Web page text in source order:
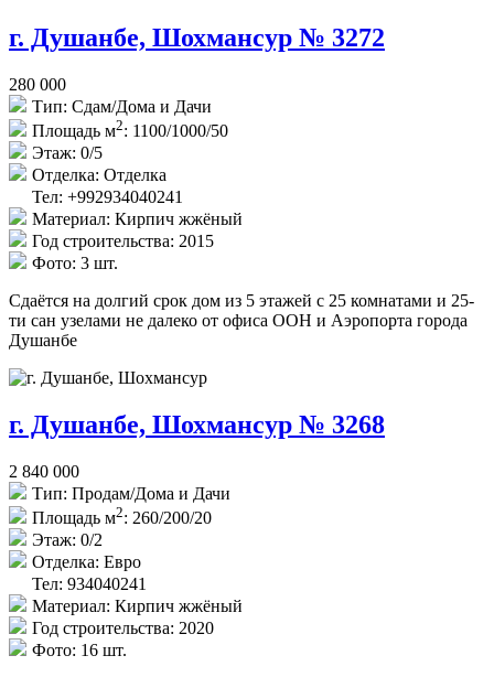
г. Душанбе, Шохмансур № 3272
280 000
Тип: Сдам/Дома и Дачи
Площадь м2: 1100/1000/50
Этаж: 0/5
Отделка: Отделка
Тел: +992934040241
Материал: Кирпич жжёный
Год строительства: 2015
Фото: 3 шт.
Сдаётся на долгий срок дом из 5 этажей с 25 комнатами и 25-
ти сан узелами не далеко от офиса ООН и Аэропорта города
Душанбе
г. Душанбе, Шохмансур № 3268
2 840 000
Тип: Продам/Дома и Дачи
Площадь м2: 260/200/20
Этаж: 0/2
Отделка: Евро
Тел: 934040241
Материал: Кирпич жжёный
Год строительства: 2020
Фото: 16 шт.